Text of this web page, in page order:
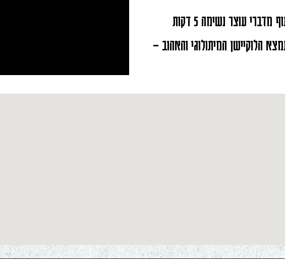
מוקף בשרשרת הרים מהפנטת, עם נוף מדברי עוצר נשימה 5 דקות
הלוקיישן המיתולוגי והאהוב –